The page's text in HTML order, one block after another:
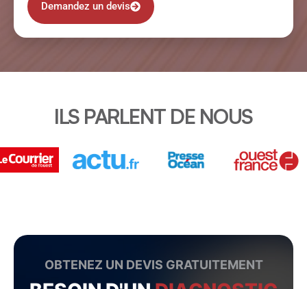
Demandez un devis
ILS PARLENT DE NOUS
OBTENEZ UN DEVIS GRATUITEMENT